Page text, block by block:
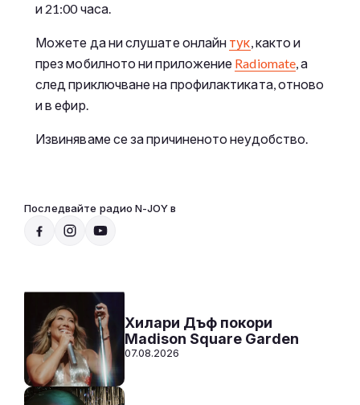
и 21:00 часа.
Можете да ни слушате онлайн тук, както и
през мобилното ни приложение Radiomate, а
след приключване на профилактиката, отново
и в ефир.
Извиняваме се за причиненото неудобство.
Последвайте радио N-JOY в
СЛУШАЙ
00:00 - 12:00
Хилари Дъф покори
Madison Square Garden
07.08.2026